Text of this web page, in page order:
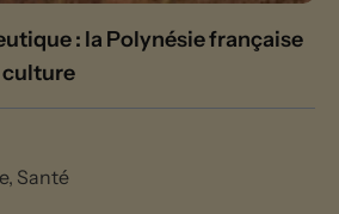
: la Polynésie française
culture
, Santé